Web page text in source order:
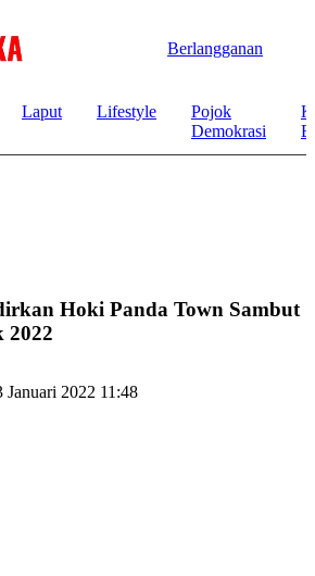
Berlangganan
Laput Lifestyle
Pojok
Demokrasi
Hoki Panda Town Sambut
2022
2022 11:48